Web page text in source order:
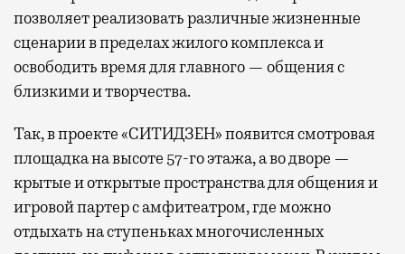
позволяет реализовать различные жизненные
сценарии в пределах жилого комплекса и
освободить время для главного — общения с
близкими и творчества.
Так, в проекте «СИТИДЗЕН» появится смотровая
площадка на высоте 57-го этажа, а во дворе —
крытые и открытые пространства для общения и
игровой партер с амфитеатром, где можно
отдыхать на ступеньках многочисленных